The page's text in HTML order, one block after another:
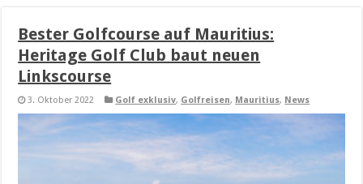
Bester Golfcourse auf Mauritius:
Heritage Golf Club baut neuen
Linkscourse
3. Oktober 2022 Golf exklusiv, Golfreisen, Mauritius, News